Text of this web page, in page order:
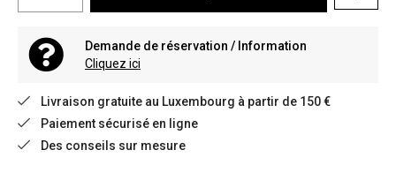
Demande de réservation / Information
Cliquez ici
Livraison gratuite au Luxembourg à partir de 150 €
Paiement sécurisé en ligne
Des conseils sur mesure